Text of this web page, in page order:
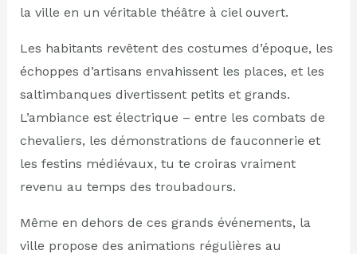
la ville en un véritable théâtre à ciel ouvert.
Les habitants revêtent des costumes d’époque, les
échoppes d’artisans envahissent les places, et les
saltimbanques divertissent petits et grands.
L’ambiance est électrique – entre les combats de
chevaliers, les démonstrations de fauconnerie et
les festins médiévaux, tu te croiras vraiment
revenu au temps des troubadours.
Même en dehors de ces grands événements, la
ville propose des animations régulières au